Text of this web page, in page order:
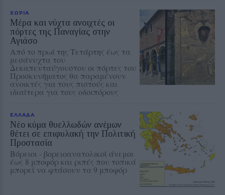
ΧΩΡΙΑ
Μέρα και νύχτα ανοιχτές οι
πόρτες της Παναγίας στην
Αγιάσο
Από το πρωί της Τετάρτης έως τα
μεσάνυχτα του
Δεκαπενταύγουστου οι πόρτες του
Προσκυνήματος θα παραμένουν
ανοικτές για τους πιστούς και
ιδιαίτερα για τους οδοιπόρους
ΕΛΛΑΔΑ
Νέο κύμα θυελλωδών ανέμων
θέτει σε επιφυλακή την Πολιτική
Προστασία
Βόρειοι - βορειοανατολικοί άνεμοι
έως 8 μποφόρ και ριπές που τοπικά
μπορεί να φτάσουν τα 9 μποφόρ